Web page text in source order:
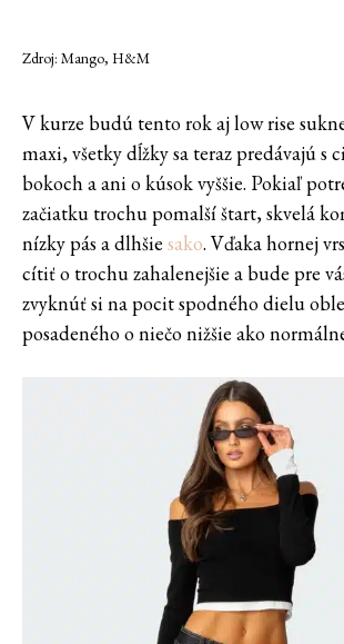
Zdroj: Mango, H&M
V kurze budú tento rok aj low rise
maxi, všetky dĺžky sa teraz predávajú s
bokoch a ani o kúsok vyššie. Pokiaľ
začiatku trochu pomalší štart, skvelá
nízky pás a dlhšie sako. Vďaka hornej
cítiť o trochu zahalenejšie a bude pre
zvyknúť si na pocit spodného dielu
posadeného o niečo nižšie ako